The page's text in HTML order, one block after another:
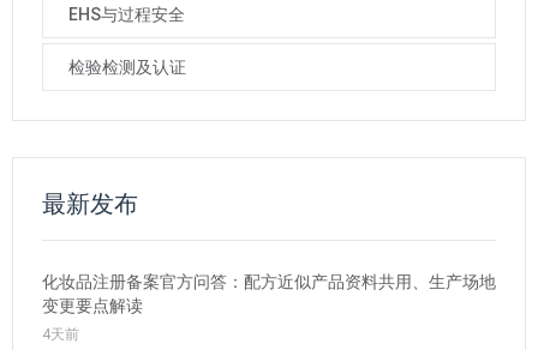
EHS与过程安全
检验检测及认证
最新发布
化妆品注册备案官方问答：配方近似产品资料共用、生产场地
变更要点解读
4天前